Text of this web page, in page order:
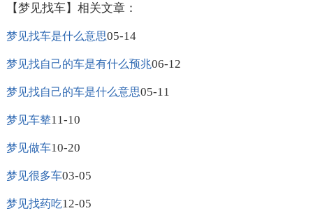
【梦见找车】相关文章：
梦见找车是什么意思05-14
梦见找自己的车是有什么预兆06-12
梦见找自己的车是什么意思05-11
梦见车辇11-10
梦见做车10-20
梦见很多车03-05
梦见找药吃12-05